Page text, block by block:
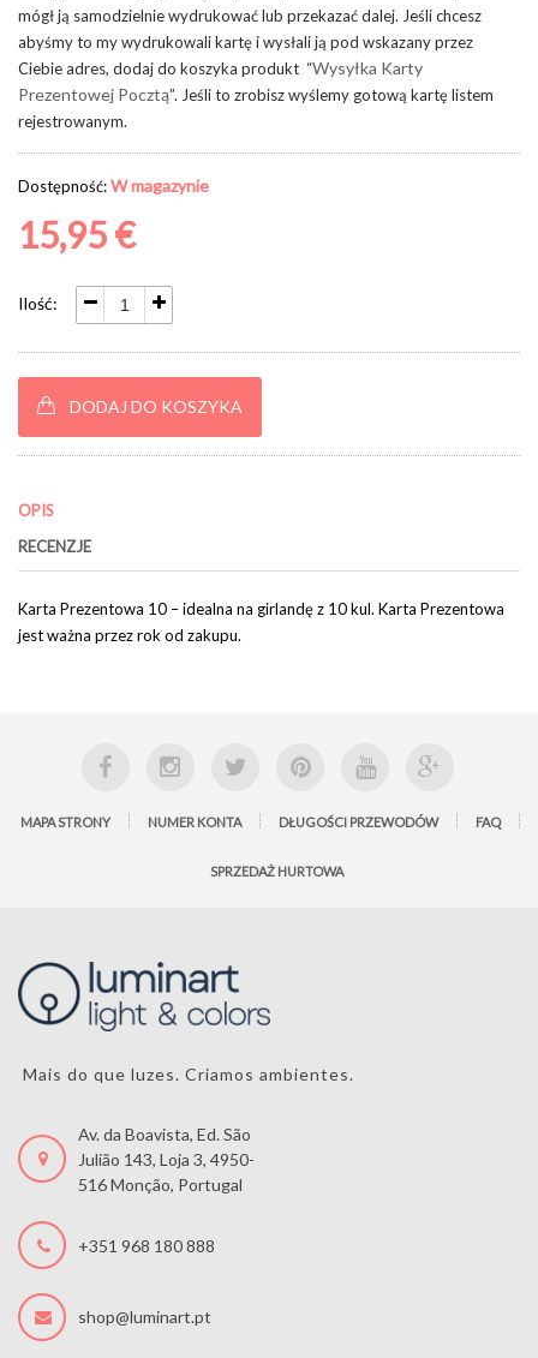
mógł ją samodzielnie wydrukować lub przekazać dalej. Jeśli chcesz
abyśmy to my wydrukowali kartę i wysłali ją pod wskazany przez
Ciebie adres, dodaj do koszyka produkt “Wysyłka Karty
Prezentowej Pocztą”. Jeśli to zrobisz wyślemy gotową kartę listem
rejestrowanym.
Dostępność:W magazynie
15,95 €
Ilość:
DODAJ DO KOSZYKA
OPIS
RECENZJE
Karta Prezentowa 10 – idealna na girlandę z 10 kul. Karta Prezentowa
jest ważna przez rok od zakupu.
MAPA STRONY NUMER KONTA DŁUGOŚCI PRZEWODÓW FAQ
SPRZEDAŻ HURTOWA
Mais do que luzes. Criamos ambientes.
Av. da Boavista, Ed. São
Julião 143, Loja 3, 4950-
516 Monção, Portugal
+351 968 180 888
shop@luminart.pt